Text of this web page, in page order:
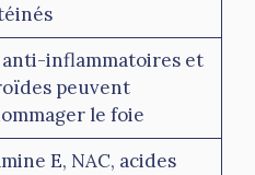
anti-inflammatoires et
peuvent
le foie
E, NAC, acides